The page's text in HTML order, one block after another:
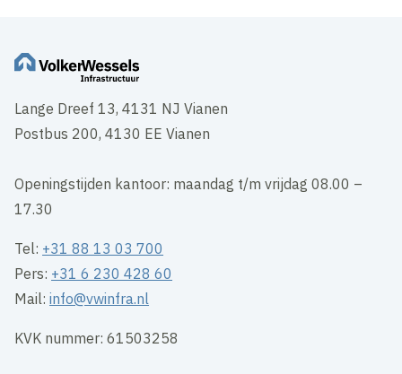
Lange Dreef 13, 4131 NJ Vianen
Postbus 200, 4130 EE Vianen
Openingstijden kantoor: maandag t/m vrijdag 08.00 –
17.30
Tel: +31 88 13 03 700
Pers: +31 6 230 428 60
Mail:info@vwinfra.nl
KVK nummer: 61503258